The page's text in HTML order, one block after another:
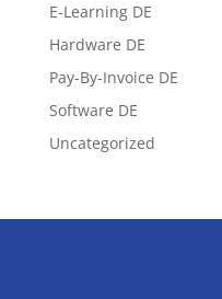
E-Learning DE
Hardware DE
Pay-By-Invoice DE
Software DE
Uncategorized